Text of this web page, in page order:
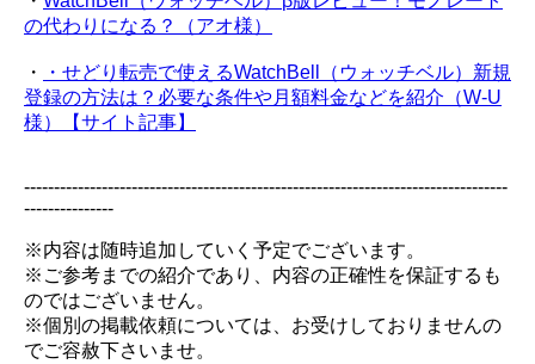
の代わりになる？（アオ様）
・
・せどり転売で使えるWatchBell（ウォッチベル）新規
登録の方法は？必要な条件や月額料金などを紹介（W-U
様）【サイト記事】
---------------------------------------------------------------------------------
---------------
※内容は随時追加していく予定でございます。
※ご参考までの紹介であり、内容の正確性を保証するも
のではございません。
※個別の掲載依頼については、お受けしておりませんの
でご容赦下さいませ。